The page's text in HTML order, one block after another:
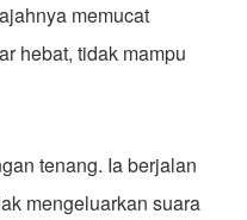
memucat
hebat, tidak mampu
tenang. Ia berjalan
mengeluarkan suara